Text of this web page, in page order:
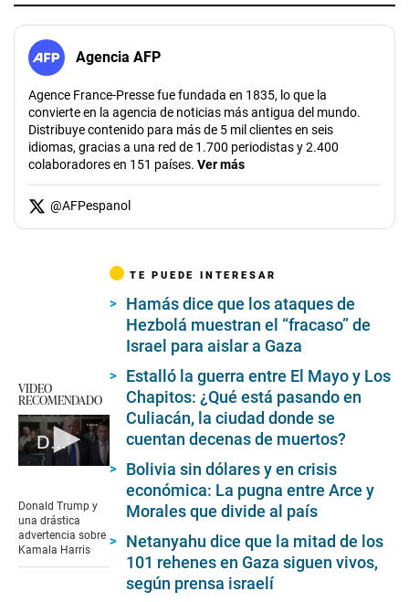
Agencia AFP
Agence France-Presse fue fundada en 1835, lo que la
convierte en la agencia de noticias más antigua del mundo.
Distribuye contenido para más de 5 mil clientes en seis
idiomas, gracias a una red de 1.700 periodistas y 2.400
colaboradores en 151 países. Ver más
@AFPespanol
VIDEO
RECOMENDADO
Donald Trump advierte sobre posible elección de Kamala Harris
of
58
seconds
Donald Trump y
una drástica
advertencia sobre
Kamala Harris
TE PUEDE INTERESAR
Hamás dice que los ataques de
Hezbolá muestran el “fracaso” de
Israel para aislar a Gaza
Estalló la guerra entre El Mayo y Los
Chapitos: ¿Qué está pasando en
Culiacán, la ciudad donde se
cuentan decenas de muertos?
Bolivia sin dólares y en crisis
económica: La pugna entre Arce y
Morales que divide al país
Netanyahu dice que la mitad de los
101 rehenes en Gaza siguen vivos,
según prensa israelí